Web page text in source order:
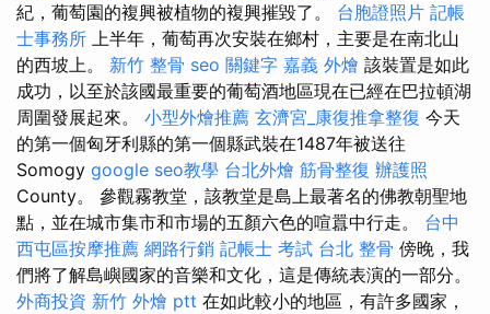
紀，葡萄園的複興被植物的複興摧毀了。 台胞證照片 記帳
士事務所 上半年，葡萄再次安裝在鄉村，主要是在南北山
的西坡上。 新竹 整骨 seo 關鍵字 嘉義 外燴 該裝置是如此
成功，以至於該國最重要的葡萄酒地區現在已經在巴拉頓湖
周圍發展起來。 小型外燴推薦 玄濟宮_康復推拿整復 今天
的第一個匈牙利縣的第一個縣武裝在1487年被送往
Somogy google seo教學 台北外燴 筋骨整復 辦護照
County。 參觀霧教堂，該教堂是島上最著名的佛教朝聖地
點，並在城市集市和市場的五顏六色的喧囂中行走。 台中
西屯區按摩推薦 網路行銷 記帳士 考試 台北 整骨 傍晚，我
們將了解島嶼國家的音樂和文化，這是傳統表演的一部分。
外商投資 新竹 外燴 ptt 在如此較小的地區，有許多國家，